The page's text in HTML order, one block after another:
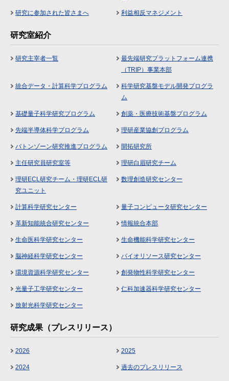
研究に参加された皆さまへ 利益相反マネジメント
研究室紹介
研究主宰者一覧
最先端研究プラットフォーム連携
（TRIP）事業本部
統合データ・計算科学プログラム
科学研究基盤モデル開発プログラ
ム
基礎量子科学研究プログラム 創薬・医療技術基盤プログラム
先端半導体科学プログラム 理研産業協創プログラム
バトンゾーン研究推進プログラム 開拓研究所
主任研究員研究室等 理研白眉研究チーム
理研ECL研究チーム・理研ECL研
究ユニット
数理創造研究センター
計算科学研究センター 量子コンピュータ研究センター
革新知能統合研究センター 情報統合本部
生命医科学研究センター 生命機能科学研究センター
脳神経科学研究センター バイオリソース研究センター
環境資源科学研究センター 創発物性科学研究センター
光量子工学研究センター 仁科加速器科学研究センター
放射光科学研究センター
研究成果（プレスリリース）
2026 2025
2024 過去のプレスリリース